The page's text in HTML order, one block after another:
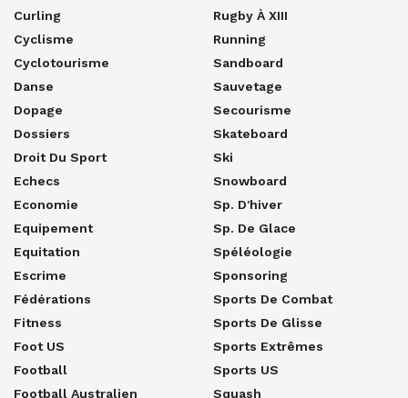
Curling
Cyclisme
Cyclotourisme
Danse
Dopage
Dossiers
Droit Du Sport
Echecs
Economie
Equipement
Equitation
Escrime
Fédérations
Fitness
Foot US
Football
Football Australien
Rugby À XIII
Running
Sandboard
Sauvetage
Secourisme
Skateboard
Ski
Snowboard
Sp. D'hiver
Sp. De Glace
Spéléologie
Sponsoring
Sports De Combat
Sports De Glisse
Sports Extrêmes
Sports US
Squash